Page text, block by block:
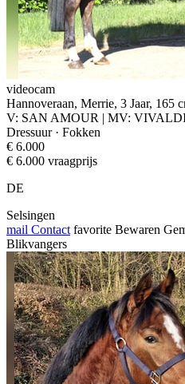
videocam
Hannoveraan, Merrie, 3 Jaar, 165
V: SAN AMOUR | MV:
Dressuur · Fokken
€ 6.000
€ 6.000 vraagprijs
DE
Selsingen
mail Contact favorite Bewaren
Blikvangers